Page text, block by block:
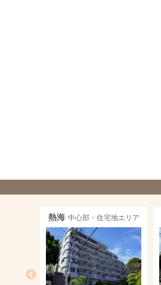
熱海 中心部・住宅地エリア